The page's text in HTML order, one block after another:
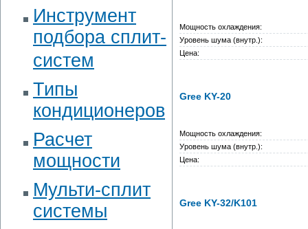
Инструмент
подбора сплит-
систем
Типы
кондиционеров
Расчет
мощности
Мульти-сплит
системы
Мощность охлаждения:
Уровень шума (внутр.):
Цена:
Gree KY-20
Мощность охлаждения:
Уровень шума (внутр.):
Цена:
Gree KY-32/K101